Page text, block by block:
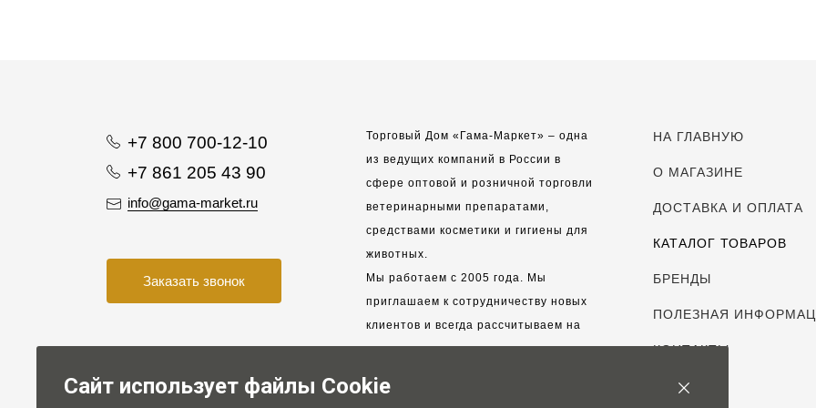
+7 800 700-12-10
+7 861 205 43 90
info@gama-market.ru
Заказать звонок
Торговый Дом «Гама-Маркет» – одна
из ведущих компаний в России в
сфере оптовой и розничной торговли
ветеринарными препаратами,
средствами косметики и гигиены для
животных.
Мы работаем с 2005 года. Мы
приглашаем к сотрудничеству новых
клиентов и всегда рассчитываем на
взаимовыгодные, долгосрочные
НА ГЛАВНУЮ
О МАГАЗИНЕ
ДОСТАВКА И ОПЛАТА
КАТАЛОГ ТОВАРОВ
БРЕНДЫ
ПОЛЕЗНАЯ
КОНТАКТЫ
Сайт использует файлы Cookie